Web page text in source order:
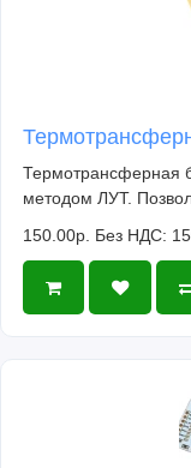
Термотрансферная
методом ЛУТ.
150.00р. Без НДС: